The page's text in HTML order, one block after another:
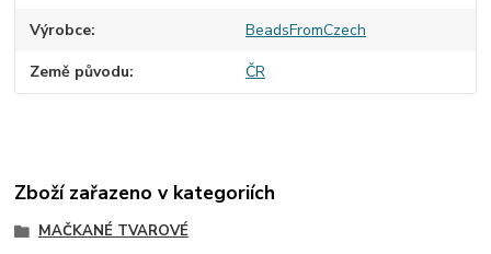
Výrobce BeadsFromCzech
Země původu ČR
Zboží zařazeno v kategoriích
MAČKANÉ TVAROVÉ